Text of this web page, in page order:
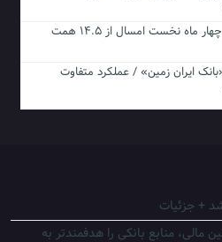
حق بیمه تولیدی«بیمه ملت» در چهار ماه نخست امسال از ۱۴.۵ همت
ایران زمین» / عملکرد متفاوت
+ جزئیات
مالی، منابع بانکی را هدفمندتر به